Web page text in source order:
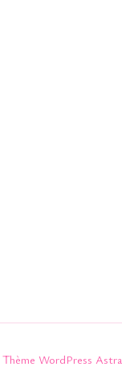
Thème WordPress Astra